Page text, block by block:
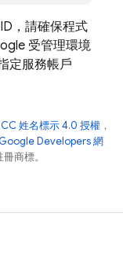
，請確保程式
受管理環境
定服務帳戶
姓名標示 4.0 授權 ，
Developers 網
商標。